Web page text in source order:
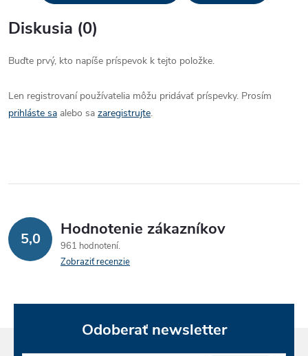
Diskusia (0)
Buďte prvý, kto napíše príspevok k tejto položke.
Len registrovaní používatelia môžu pridávať príspevky. Prosím
prihláste sa alebo sa zaregistrujte.
5,0 Hodnotenie zákazníkov
961 hodnotení
Zobraziť recenzie
Odoberať newsletter